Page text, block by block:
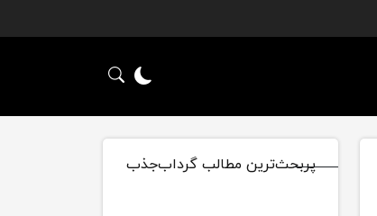
پربحث‌ترین مطالب گرداب‌جذب